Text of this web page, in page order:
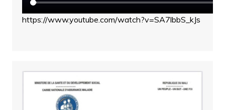
https://www.youtube.com/watch?v=SA7lbbS_kJs